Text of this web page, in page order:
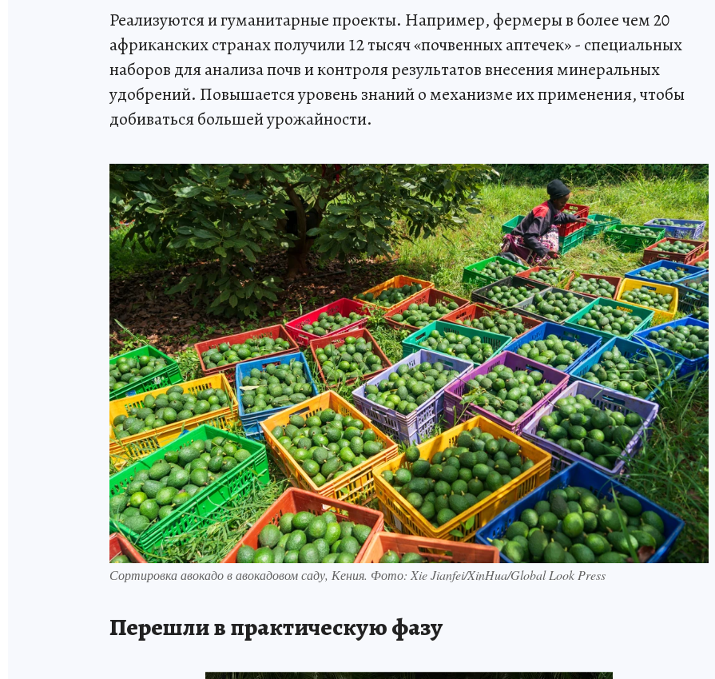
Реализуются и гуманитарные проекты. Например, фермеры в более чем 20
африканских странах получили 12 тысяч «почвенных аптечек» - специальных
наборов для анализа почв и контроля результатов внесения минеральных
удобрений. Повышается уровень знаний о механизме их применения, чтобы
добиваться большей урожайности.
Сортировка авокадо в авокадовом саду, Кения. Фото: Xie Jianfei/XinHua/Global Look Press
Перешли в практическую фазу